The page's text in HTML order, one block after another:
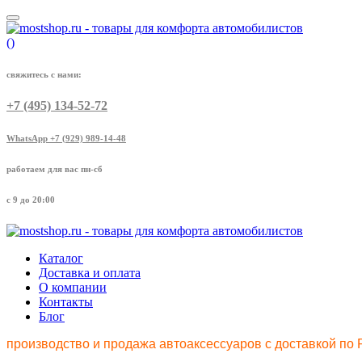
()
свяжитесь с нами:
+7 (495) 134-52-72
WhatsApp +7 (929) 989-14-48
работаем для вас пн-сб
с 9 до 20:00
Каталог
Доставка и оплата
О компании
Контакты
Блог
производство и продажа автоаксессуаров с доставкой по